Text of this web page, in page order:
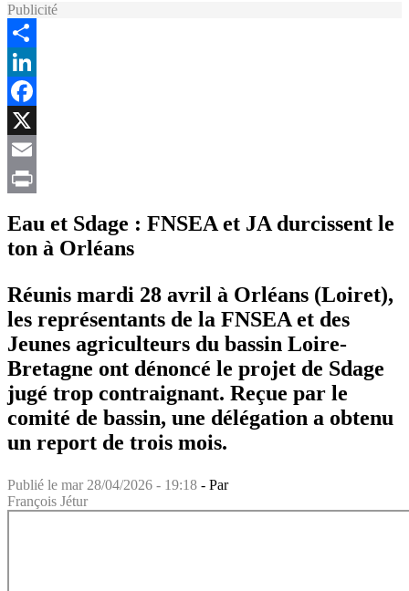
Publicité
Share
LinkedIn
Facebook
X
Email
Eau et Sdage : FNSEA et JA durcissent le
ton à Orléans
Réunis mardi 28 avril à Orléans (Loiret),
les représentants de la FNSEA et des
Jeunes agriculteurs du bassin Loire-
Bretagne ont dénoncé le projet de Sdage
jugé trop contraignant. Reçue par le
comité de bassin, une délégation a obtenu
un report de trois mois.
Publié le mar 28/04/2026 - 19:18 - Par
François Jétur